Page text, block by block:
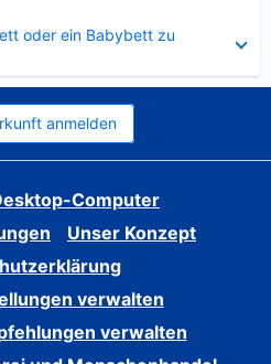
oder ein Babybett zu
anmelden
Computer
Unser Konzept
verwalten
verwalten